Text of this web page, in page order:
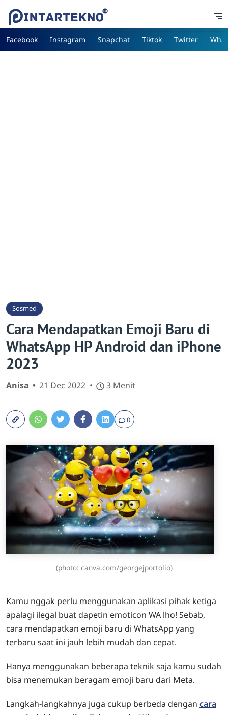
Facebook Instagram Snapchat Tiktok Twitter
Sosmed
Cara Mendapatkan Emoji Baru di
WhatsApp HP Android dan iPhone
2023
Anisa 21 Dec 2022 3 Menit
0
(photo: canva.com/georgejportolio)
Kamu nggak perlu menggunakan aplikasi pihak ketiga
apalagi ilegal buat dapetin emoticon WA lho! Sebab,
cara mendapatkan emoji baru di WhatsApp yang
terbaru saat ini jauh lebih mudah dan cepat.
Hanya menggunakan beberapa teknik saja kamu sudah
bisa menemukan beragam emoji baru dari Meta.
Langkah-langkahnya juga cukup berbeda dengan cara